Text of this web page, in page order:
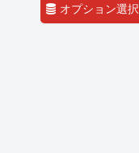
オプション選択